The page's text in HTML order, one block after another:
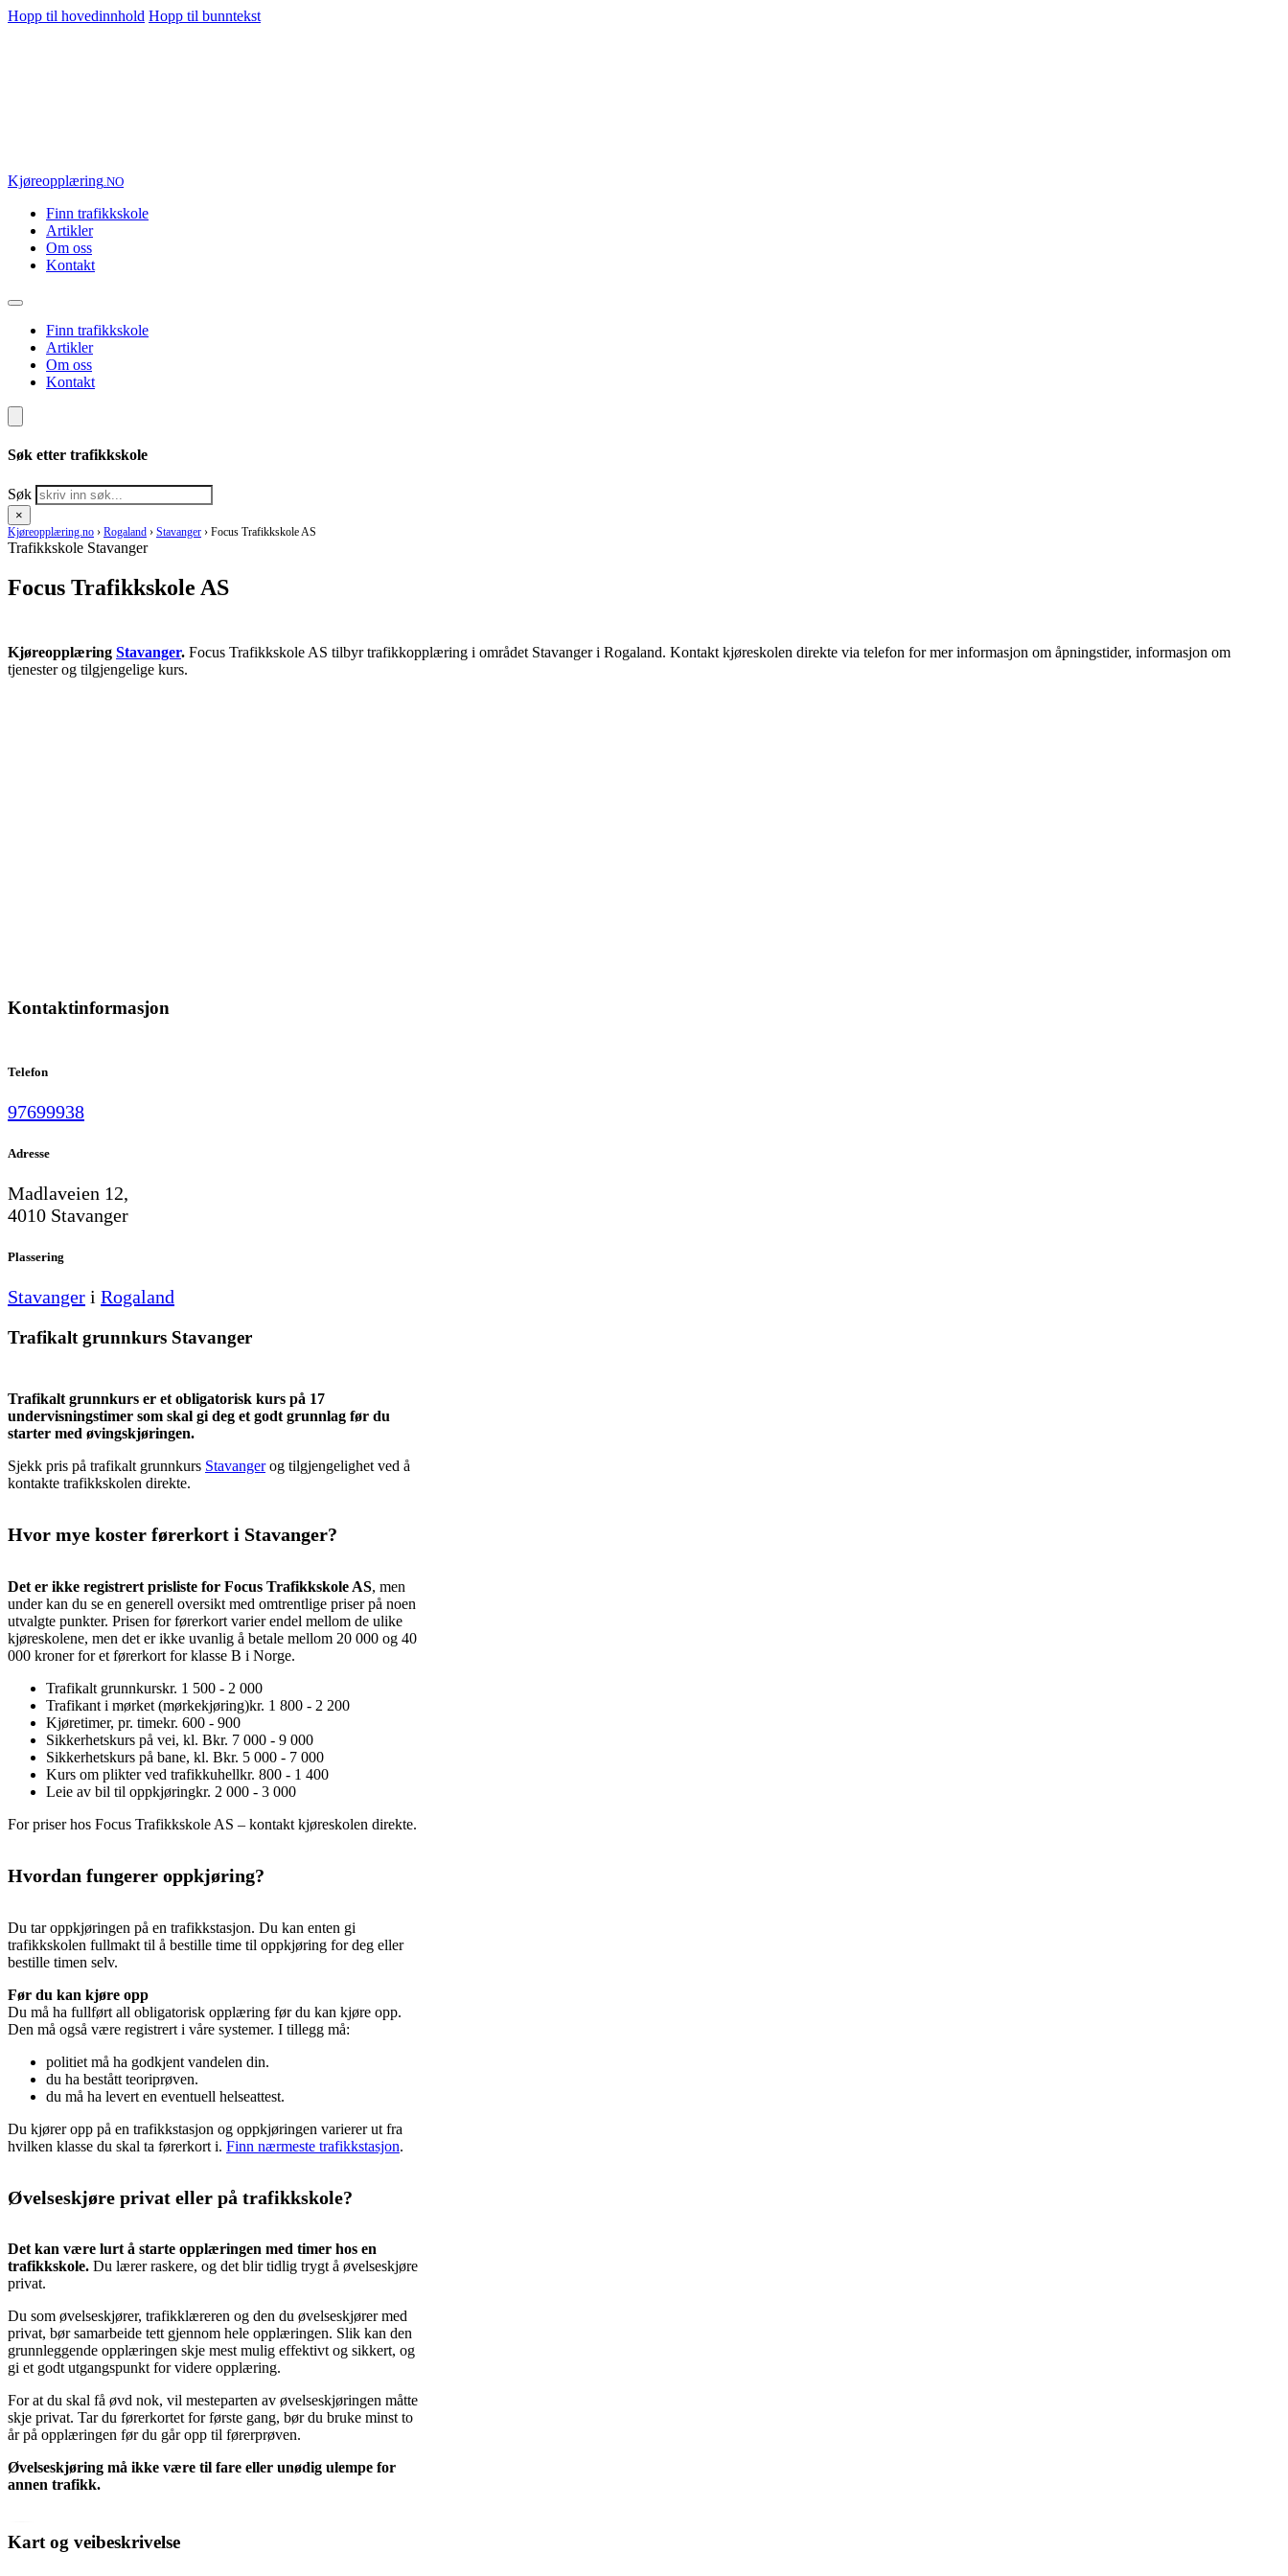
Hopp til hovedinnhold Hopp til bunntekst
Kjøreopplæring.NO
Finn trafikkskole
Artikler
Om oss
Kontakt
Finn trafikkskole
Artikler
Om oss
Kontakt
Søk etter trafikkskole
Søk
×
Kjøreopplæring.no › Rogaland › Stavanger › Focus Trafikkskole AS
Trafikkskole Stavanger
Focus Trafikkskole AS
Kjøreopplæring Stavanger. Focus Trafikkskole AS tilbyr trafikkopplæring i området Stavanger i Rogaland. Kontakt kjøreskolen direkte via telefon for mer informasjon om åpningstider, informasjon om
tjenester og tilgjengelige kurs.
Kontaktinformasjon
Telefon
97699938
Adresse
Madlaveien 12,
4010 Stavanger
Plassering
Stavanger i Rogaland
Trafikalt grunnkurs Stavanger
Trafikalt grunnkurs er et obligatorisk kurs på 17
undervisningstimer som skal gi deg et godt grunnlag før du
starter med øvingskjøringen.
Sjekk pris på trafikalt grunnkurs Stavangerog tilgjengelighet ved å
kontakte trafikkskolen direkte.
Hvor mye koster førerkort i Stavanger?
Det er ikke registrert prisliste for Focus Trafikkskole AS, men
under kan du se en generell oversikt med omtrentlige priser på noen
utvalgte punkter. Prisen for førerkort varier endel mellom de ulike
kjøreskolene, men det er ikke uvanlig å betale mellom 20 000 og 40
000 kroner for et førerkort for klasse B i Norge.
Trafikalt grunnkurskr. 1 500 - 2 000
Trafikant i mørket (mørkekjøring)kr. 1 800 - 2 200
Kjøretimer, pr. timekr. 600 - 900
Sikkerhetskurs på vei, kl. Bkr. 7 000 - 9 000
Sikkerhetskurs på bane, kl. Bkr. 5 000 - 7 000
Kurs om plikter ved trafikkuhellkr. 800 - 1 400
Leie av bil til oppkjøringkr. 2 000 - 3 000
For priser hos Focus Trafikkskole AS – kontakt kjøreskolen direkte.
Hvordan fungerer oppkjøring?
Du tar oppkjøringen på en trafikkstasjon. Du kan enten gi
trafikkskolen fullmakt til å bestille time til oppkjøring for deg eller
bestille timen selv.
Før du kan kjøre opp
Du må ha fullført all obligatorisk opplæring før du kan kjøre opp.
Den må også være registrert i våre systemer. I tillegg må:
politiet må ha godkjent vandelen din.
du ha bestått teoriprøven.
du må ha levert en eventuell helseattest.
Du kjører opp på en trafikkstasjon og oppkjøringen varierer ut fra
hvilken klasse du skal ta førerkort i. Finn nærmeste trafikkstasjon.
Øvelseskjøre privat eller på trafikkskole?
Det kan være lurt å starte opplæringen med timer hos en
trafikkskole. Du lærer raskere, og det blir tidlig trygt å øvelseskjøre
privat.
Du som øvelseskjører, trafikklæreren og den du øvelseskjører med
privat, bør samarbeide tett gjennom hele opplæringen. Slik kan den
grunnleggende opplæringen skje mest mulig effektivt og sikkert, og
gi et godt utgangspunkt for videre opplæring.
For at du skal få øvd nok, vil mesteparten av øvelseskjøringen måtte
skje privat. Tar du førerkortet for første gang, bør du bruke minst to
år på opplæringen før du går opp til førerprøven.
Øvelseskjøring må ikke være til fare eller unødig ulempe for
annen trafikk.
Kart og veibeskrivelse